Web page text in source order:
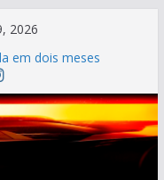
2026
em dois meses
4×4
no “Poços Classic
– Chevrolet Calibra
garagem